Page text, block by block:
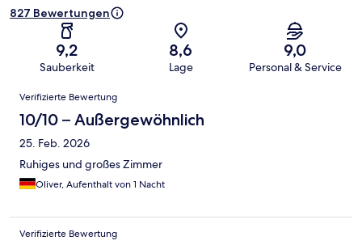
827 Bewertungen
9,2
Sauberkeit
8,6
Lage
9,0
Personal & Service
Bewertungen
Verifizierte Bewertung
10/10 – Außergewöhnlich
25. Feb. 2026
Ruhiges und großes Zimmer
Oliver, Aufenthalt von 1 Nacht
Verifizierte Bewertung